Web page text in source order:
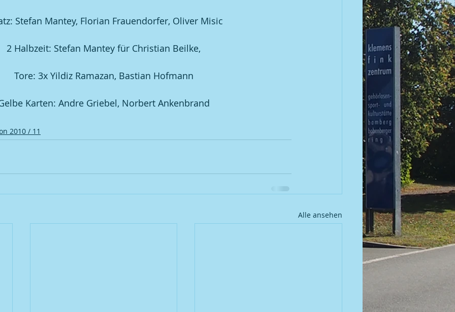
2017 Fußball | Saison 2018 / 19
Stefan Mantey, Florian Frauendorfer, Oliver Misic
2 Halbzeit: Stefan Mantey für Christian Beilke,
Tore: 3x Yildiz Ramazan, Bastian Hofmann
Karten: Andre Griebel, Norbert Ankenbrand
2010 / 11
Alle ansehen